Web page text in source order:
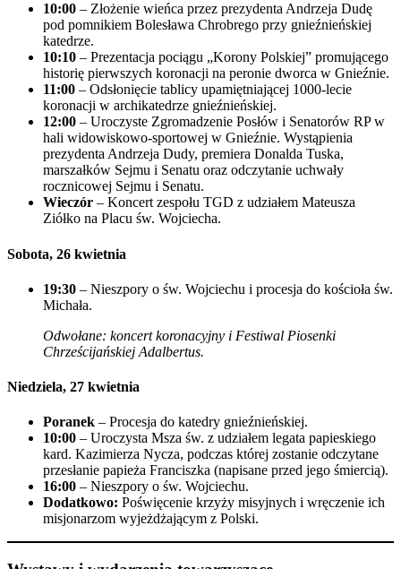
10:00 – Złożenie wieńca przez prezydenta Andrzeja Dudę
pod pomnikiem Bolesława Chrobrego przy gnieźnieńskiej
katedrze.
10:10 – Prezentacja pociągu „Korony Polskiej” promującego
historię pierwszych koronacji na peronie dworca w Gnieźnie.
11:00 – Odsłonięcie tablicy upamiętniającej 1000-lecie
koronacji w archikatedrze gnieźnieńskiej.
12:00 – Uroczyste Zgromadzenie Posłów i Senatorów RP w
hali widowiskowo-sportowej w Gnieźnie. Wystąpienia
prezydenta Andrzeja Dudy, premiera Donalda Tuska,
marszałków Sejmu i Senatu oraz odczytanie uchwały
rocznicowej Sejmu i Senatu.
Wieczór – Koncert zespołu TGD z udziałem Mateusza
Ziółko na Placu św. Wojciecha.
Sobota, 26 kwietnia
19:30 – Nieszpory o św. Wojciechu i procesja do kościoła św.
Michała.
Odwołane: koncert koronacyjny i Festiwal Piosenki
Chrześcijańskiej Adalbertus.
Niedziela, 27 kwietnia
Poranek – Procesja do katedry gnieźnieńskiej.
10:00 – Uroczysta Msza św. z udziałem legata papieskiego
kard. Kazimierza Nycza, podczas której zostanie odczytane
przesłanie papieża Franciszka (napisane przed jego śmiercią).
16:00 – Nieszpory o św. Wojciechu.
Dodatkowo: Poświęcenie krzyży misyjnych i wręczenie ich
misjonarzom wyjeżdżającym z Polski.